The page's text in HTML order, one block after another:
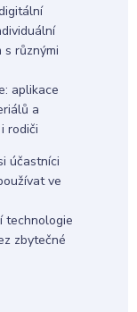
různými
aplikace
a
rodiči
účastníci
ve
technologie
zbytečné